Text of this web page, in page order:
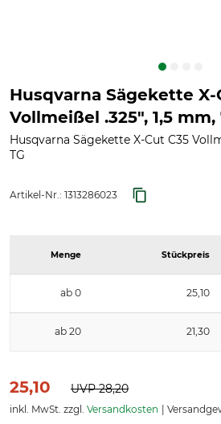
Husqvarna Sägekette X-
Vollmeißel .325", 1,5 mm,
Husqvarna Sägekette X-Cut C35
TG
Artikel-Nr.: 1313286023
Menge Stückpreis
ab 0 25,10
ab 20 21,30
25,10 UVP28,20
inkl. MwSt. zzgl. Versandkosten